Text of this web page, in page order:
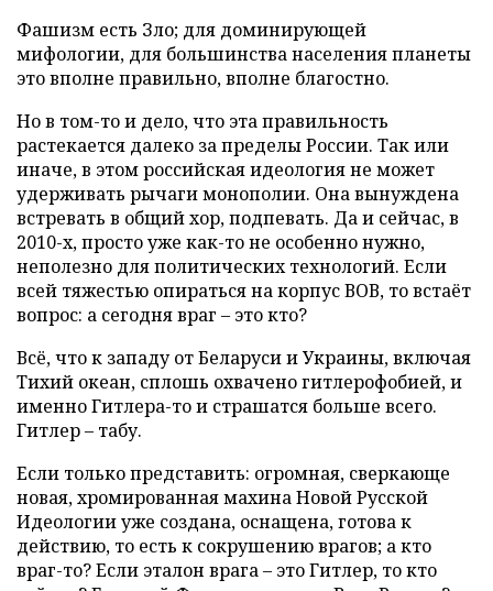
Фашизм есть Зло; для доминирующей
мифологии, для большинства населения планеты
это вполне правильно, вполне благостно.
Но в том-то и дело, что эта правильность
растекается далеко за пределы России. Так или
иначе, в этом российская идеология не может
удерживать рычаги монополии. Она вынуждена
встревать в общий хор, подпевать. Да и сейчас, в
2010-х, просто уже как-то не особенно нужно,
неполезно для политических технологий. Если
всей тяжестью опираться на корпус ВОВ, то встаёт
вопрос: а сегодня враг – это кто?
Всё, что к западу от Беларуси и Украины, включая
Тихий океан, сплошь охвачено гитлерофобией, и
именно Гитлера-то и страшатся больше всего.
Гитлер – табу.
Если только представить: огромная, сверкающе
новая, хромированная махина Новой Русской
Идеологии уже создана, оснащена, готова к
действию, то есть к сокрушению врагов; а кто
враг-то? Если эталон врага – это Гитлер, то кто